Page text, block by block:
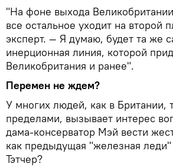
"На фоне выхода
все остальное уходит на второй
эксперт. — Я думаю, будет та же
инерционная линия, которой
Великобритания и ранее".
Перемен не ждем?
У многих людей, как в Британии,
пределами, вызывает интерес
дама-консерватор Мэй вести
как предыдущая "железная
Тэтчер?